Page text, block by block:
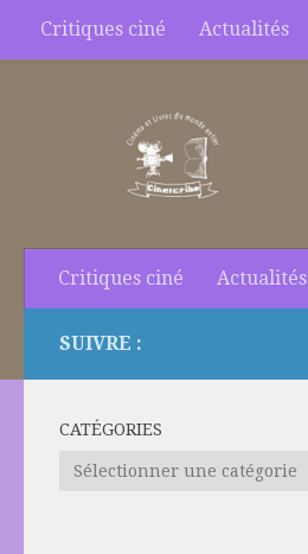
Skip to content
Critiques ciné Actualités
Critiques ciné Actualités
SUIVRE :
CATÉGORIES
Catégories